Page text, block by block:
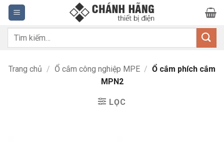
Bỏ
qua
nội
dung
Tìm
Trang chủ / Ổ cắm công nghiệp MPE / Ổ cắm phích cắm
MPN2
LỌC